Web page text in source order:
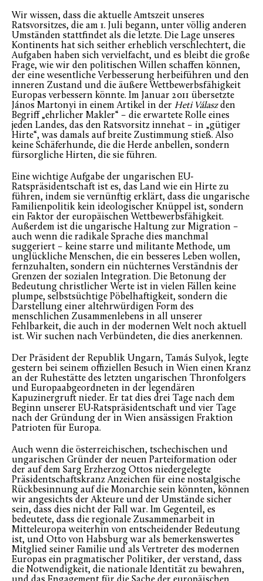
Wir wissen, dass die aktuelle Amtszeit unseres
Ratsvorsitzes, die am 1. Juli begann, unter völlig anderen
Umständen stattfindet als die letzte. Die Lage unseres
Kontinents hat sich seither erheblich verschlechtert, die
Aufgaben haben sich vervielfacht, und es bleibt die große
Frage, wie wir den politischen Willen schaffen können,
der eine wesentliche Verbesserung herbeiführen und den
inneren Zustand und die äußere Wettbewerbsfähigkeit
Europas verbessern könnte. Im Januar 2011 übersetzte
János Martonyi in einem Artikel in der Heti Válaszden
Begriff „ehrlicher Makler“ – die erwartete Rolle eines
jeden Landes, das den Ratsvorsitz innehat – in „gütiger
Hirte“, was damals auf breite Zustimmung stieß. Also
keine Schäferhunde, die die Herde anbellen, sondern
fürsorgliche Hirten, die sie führen.
Eine wichtige Aufgabe der ungarischen EU-
Ratspräsidentschaft ist es, das Land wie ein Hirte zu
führen, indem sie vernünftig erklärt, dass die ungarische
Familienpolitik kein ideologischer Knüppel ist, sondern
ein Faktor der europäischen Wettbewerbsfähigkeit.
Außerdem ist die ungarische Haltung zur Migration –
auch wenn die radikale Sprache dies manchmal
suggeriert – keine starre und militante Methode, um
unglückliche Menschen, die ein besseres Leben wollen,
fernzuhalten, sondern ein nüchternes Verständnis der
Grenzen der sozialen Integration. Die Betonung der
Bedeutung christlicher Werte ist in vielen Fällen keine
plumpe, selbstsüchtige Pöbelhaftigkeit, sondern die
Darstellung einer altehrwürdigen Form des
menschlichen Zusammenlebens in all unserer
Fehlbarkeit, die auch in der modernen Welt noch aktuell
ist. Wir suchen nach Verbündeten, die dies anerkennen.
Der Präsident der Republik Ungarn, Tamás Sulyok, legte
gestern bei seinem offiziellen Besuch in Wien einen Kranz
an der Ruhestätte des letzten ungarischen Thronfolgers
und Europaabgeordneten in der legendären
Kapuzinergruft nieder. Er tat dies drei Tage nach dem
Beginn unserer EU-Ratspräsidentschaft und vier Tage
nach der Gründung der in Wien ansässigen Fraktion
Patrioten für Europa.
Auch wenn die österreichischen, tschechischen und
ungarischen Gründer der neuen Parteiformation oder
der auf dem Sarg Erzherzog Ottos niedergelegte
Präsidentschaftskranz Anzeichen für eine nostalgische
Rückbesinnung auf die Monarchie sein könnten, können
wir angesichts der Akteure und der Umstände sicher
sein, dass dies nicht der Fall war. Im Gegenteil, es
bedeutete, dass die regionale Zusammenarbeit in
Mitteleuropa weiterhin von entscheidender Bedeutung
ist, und Otto von Habsburg war als bemerkenswertes
Mitglied seiner Familie und als Vertreter des modernen
Europas ein pragmatischer Politiker, der verstand, dass
die Notwendigkeit, die nationale Identität zu bewahren,